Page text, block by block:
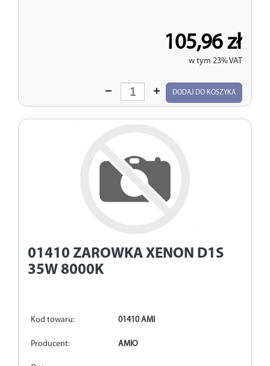
105,96 zł
w tym 23% VAT
Wprowadź
DODAJ DO KOSZYKA
01410 ZAROWKA XENON D1S
35W 8000K
Kod towaru: 01410 AMI
Producent: AMIO